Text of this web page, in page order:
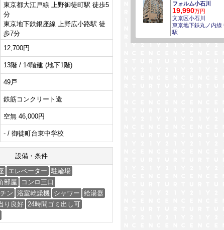
東京都大江戸線 上野御徒町駅 徒歩5
分
東京地下鉄銀座線 上野広小路駅 徒
歩7分
12,700円
13階 / 14階建 (地下1階)
49戸
鉄筋コンクリート造
空無 46,000円
- / 御徒町台東中学校
設備・条件
エレベーター 駐輪場
部屋
コンロ三口
ン 浴室乾燥機 シャワー 給湯器
り良好 24時間ゴミ出し可
フォルム小石川
19,990万円
文京区小石川
東京地下鉄丸ノ内線
駅